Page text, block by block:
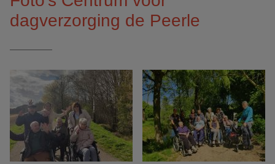
dagverzorging de Peerle